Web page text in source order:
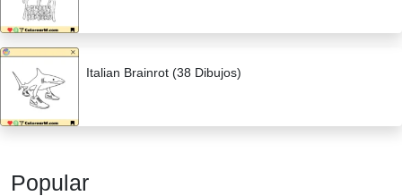
Italian Brainrot (38 Dibujos)
Popular